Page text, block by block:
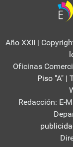
Año XXII |
Oficinas
Piso "A" |
Redacción: E-